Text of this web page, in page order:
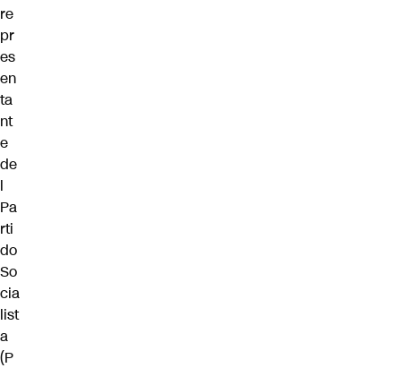
re
pr
es
en
ta
nt
e
de
l
Pa
rti
do
So
cia
list
a
(P